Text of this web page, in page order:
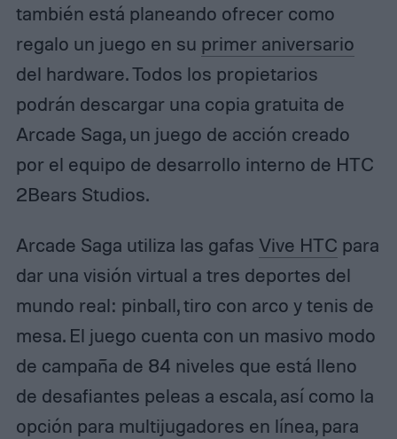
también está planeando ofrecer como
regalo un juego en su primer aniversario
del hardware. Todos los propietarios
podrán descargar una copia gratuita de
Arcade Saga, un juego de acción creado
por el equipo de desarrollo interno de HTC
2Bears Studios.
Arcade Saga utiliza las gafas Vive HTC para
dar una visión virtual a tres deportes del
mundo real: pinball, tiro con arco y tenis de
mesa. El juego cuenta con un masivo modo
de campaña de 84 niveles que está lleno
de desafiantes peleas a escala, así como la
opción para multijugadores en línea, para